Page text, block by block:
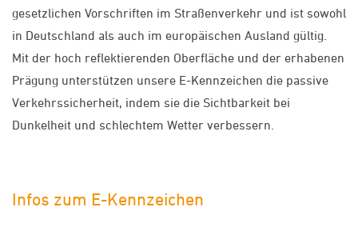
gesetzlichen Vorschriften im Straßenverkehr und ist sowohl
in Deutschland als auch im europäischen Ausland gültig.
Mit der hoch reflektierenden Oberfläche und der erhabenen
Prägung unterstützen unsere E-Kennzeichen die passive
Verkehrssicherheit, indem sie die Sichtbarkeit bei
Dunkelheit und schlechtem Wetter verbessern.
Infos zum E-Kennzeichen